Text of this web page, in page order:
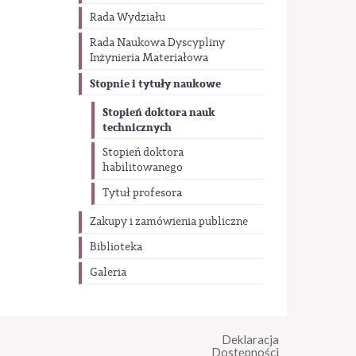
Rada Wydziału
Rada Naukowa Dyscypliny
Inżynieria Materiałowa
Stopnie i tytuły naukowe
Stopień doktora nauk
technicznych
Stopień doktora
habilitowanego
Tytuł profesora
Zakupy i zamówienia publiczne
Biblioteka
Galeria
Deklaracja
Dostępności